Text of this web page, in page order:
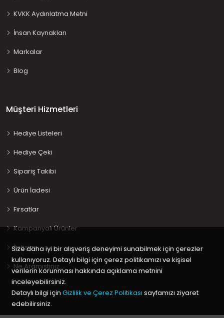
KVKK Aydınlatma Metni
İnsan Kaynakları
Markalar
Blog
Müşteri Hizmetleri
Hediye Listeleri
Hediye Çeki
Sipariş Takibi
Ürün İadesi
Fırsatlar
Kampanyalı Ürünler
İletişim
Ne Aramıştınız…
Size daha iyi bir alışveriş deneyimi sunabilmek için çerezler
kullanıyoruz. Detaylı bilgi için çerez politikamızı ve kişisel
verilerin korunması hakkında açıklama metnini
inceleyebilirsiniz.
Detaylı bilgi için Gizlilik ve Çerez Politikası sayfamızı ziyaret
edebilirsiniz.